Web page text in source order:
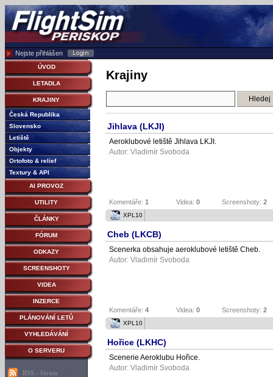
Nejste přihlášen
ÚVOD
LETADLA
KRAJINY
Česká Republika
Slovensko
Letiště
Objekty
Ortofoto & relief
Textury & API
AI PROVOZ
UTILITY
ČLÁNKY
FÓRUM
ODKAZY
SCREENSHOTY
VIDEA
INZERCE
PLÁNOVÁNÍ LETŮ
VYHLEDÁVÁNÍ
O SERVERU
RSS - fórum
Krajiny
Jihlava (LKJI)
Aeroklubové letiště Jihlava LKJI.
Autor: Vladimír Svoboda
Komentáře: 1 Videa: 0 Screenshoty: 2
XPL10
Cheb (LKCB)
Scenerka obsahuje aeroklubové letiště Cheb.
Autor: Vladimír Svoboda
Komentáře: 4 Videa: 0 Screenshoty: 2
XPL10
Hořice (LKHC)
Scenerie Aeroklubu Hořice.
Autor: Vladimír Svoboda